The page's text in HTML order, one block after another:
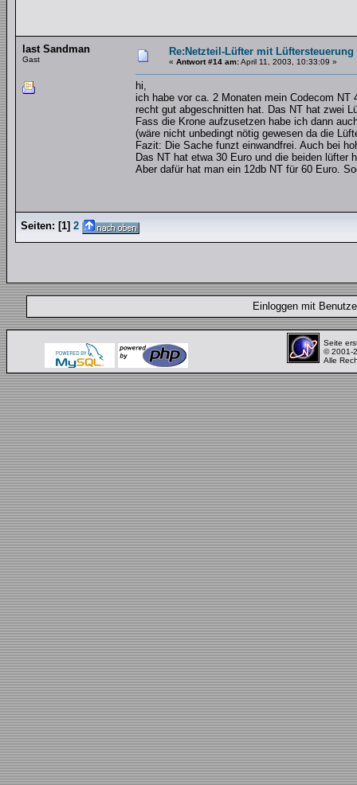
last Sandman
Gast
Re:Netzteil-Lüfter mit
« Antwort #14 am:April 11, 2003, 10:33:09 »
hi,
ich habe vor ca. 2 Monaten mein Codecom
recht gut abgeschnitten hat. Das NT hat zwei
Fass die Krone aufzusetzen habe ich dann
(wäre nicht unbedingt nötig gewesen da die
Fazit: Die Sache funzt einwandfrei. Auch bei
Das NT hat etwa 30 Euro und die beiden
Aber dafür hat man ein 12db NT für 60 Euro.
Seiten: [1] 2
Einloggen mit
Seite
© 2001-
Alle